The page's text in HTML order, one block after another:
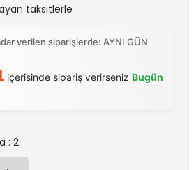
taksitlerle
verilen siparişlerde: AYNI GÜN
içerisinde sipariş verirseniz Bugün
: 2